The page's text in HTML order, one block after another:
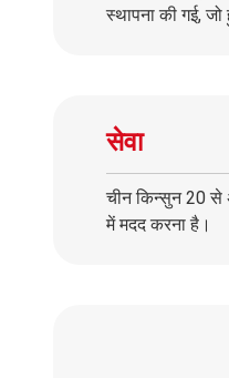
स्थापना की गई, जो
सेवा
चीन किन्सुन 20 से
में मदद करना है।